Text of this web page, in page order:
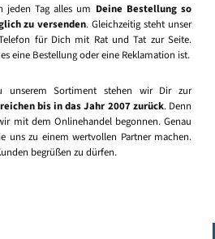
jeden Tag alles um Deine Bestellung so
zu versenden. Gleichzeitig steht unser
für Dich mit Rat und Tat zur Seite.
eine Bestellung oder eine Reklamation ist.
unserem Sortiment stehen wir Dir zur
bis in das Jahr 2007 zurück. Denn
mit dem Onlinehandel begonnen. Genau
uns zu einem wertvollen Partner machen.
begrüßen zu dürfen.